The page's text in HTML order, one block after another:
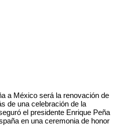
a México será la renovación de
de una celebración de la
el presidente Enrique Peña
en una ceremonia de honor